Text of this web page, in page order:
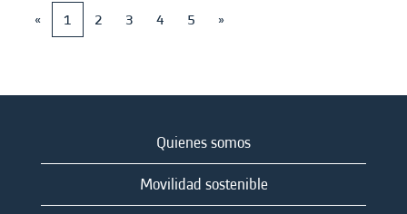
«
1 2 3 4 5 »
Quienes somos
Movilidad sostenible